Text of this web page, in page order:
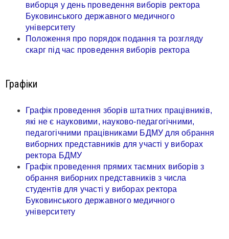
виборця у день проведення виборів ректора
Буковинського державного медичного
університету
Положення про порядок подання та розгляду
скарг під час проведення виборів ректора
Графіки
Графік проведення зборів штатних працівників,
які не є науковими, науково-педагогічними,
педагогічними працівниками БДМУ для обрання
виборних представників для участі у виборах
ректора БДМУ
Графік проведення прямих таємних виборів з
обрання виборних представників з числа
студентів для участі у виборах ректора
Буковинського державного медичного
університету